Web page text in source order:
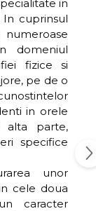
in
In cuprinsul
domeniul
fizice si
pe de o
in orele
parte,
specifice
unor
cele doua
caracter